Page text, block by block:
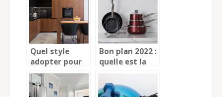
Quel style
adopter pour
rénover sa
cuisine ?
Bon plan 2022 :
quelle est la
casserole à
choisir ?